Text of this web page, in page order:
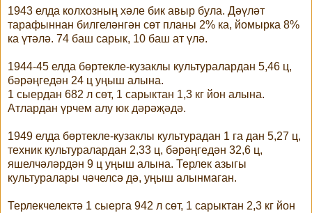
1943 елда колхозның хәле бик авыр була. Дәүләт
тарафыннан билгеләнгән сөт планы 2% ка, йомырка 8%
ка үтәлә. 74 баш сарык, 10 баш ат үлә.
1944-45 елда бөртекле-кузаклы культуралардан 5,46 ц,
бәрәңгедән 24 ц уңыш алына.
1 сыердан 682 л сөт, 1 сарыктан 1,3 кг йон алына.
Атлардан үрчем алу юк дәрәҗәдә.
1949 елда бөртекле-кузаклы культурадан 1 га дан 5,27 ц,
техник культуралардан 2,33 ц, бәрәңгедән 32,6 ц,
яшелчәләрдән 9 ц уңыш алына. Терлек азыгы
культуралары чәчелсә дә, уңыш алынмаган.
Терлекчелектә 1 сыерга 942 л сөт, 1 сарыктан 2,3 кг йон